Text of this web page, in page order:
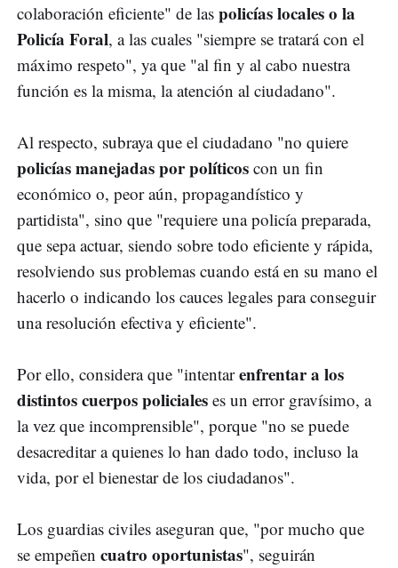
colaboración eficiente" de las policías locales o la
Policía Foral, a las cuales "siempre se tratará con el
máximo respeto", ya que "al fin y al cabo nuestra
función es la misma, la atención al ciudadano".
Al respecto, subraya que el ciudadano "no quiere
policías manejadas por políticos con un fin
económico o, peor aún, propagandístico y
partidista", sino que "requiere una policía preparada,
que sepa actuar, siendo sobre todo eficiente y rápida,
resolviendo sus problemas cuando está en su mano el
hacerlo o indicando los cauces legales para conseguir
una resolución efectiva y eficiente".
Por ello, considera que "intentarenfrentar a los
distintos cuerpos policiales es un error gravísimo, a
la vez que incomprensible", porque "no se puede
desacreditar a quienes lo han dado todo, incluso la
vida, por el bienestar de los ciudadanos".
Los guardias civiles aseguran que, "por mucho que
se empeñen cuatro oportunistas", seguirán